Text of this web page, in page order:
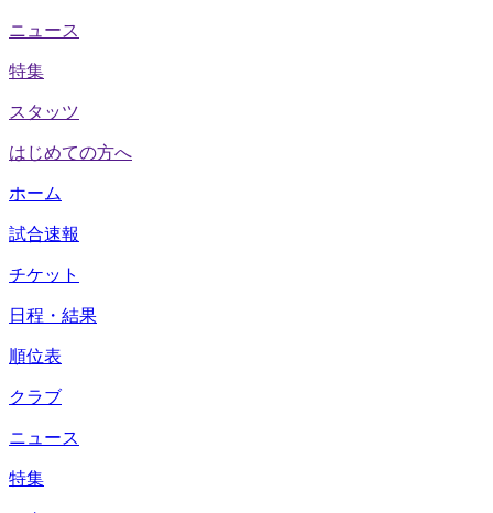
ニュース
特集
スタッツ
はじめての方へ
ホーム
試合速報
チケット
日程・結果
順位表
クラブ
ニュース
特集